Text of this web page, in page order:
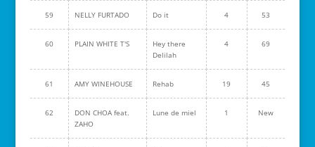
59 NELLY FURTADO Do it 4 53
60 PLAIN WHITE T'S
Hey there
Delilah
4 69
61 AMY WINEHOUSE Rehab 19 45
62
DON CHOA feat.
ZAHO
Lune de miel 1 New